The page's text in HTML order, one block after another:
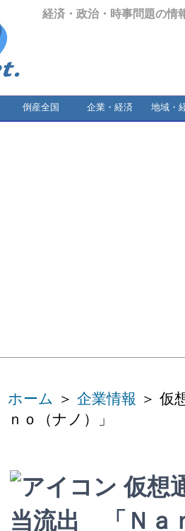
経済・政治・時事問題の情
倒産全国 企業・経済 地域・
ホーム ＞ 企業情報 ＞ 仮
ｎｏ（ナノ）」
仮想
当流出 「Ｎａ